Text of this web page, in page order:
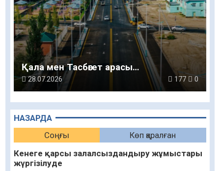
НАЗАРДА
Соңғы
Көп қаралған
Кенеге қарсы залалсыздандыру жұмыстары
жүргізілуде
Қала мен Тасбөгет арасы…
28.07.2026 177 0